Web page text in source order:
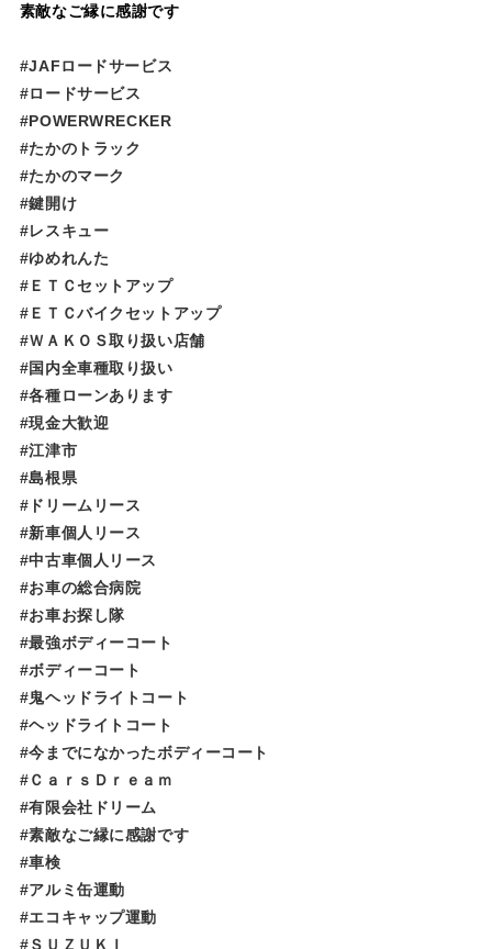
素敵なご縁に感謝です
#JAFロードサービス
#ロードサービス
#POWERWRECKER
#たかのトラック
#たかのマーク
#鍵開け
#レスキュー
#ゆめれんた​​​​​
#ＥＴＣセットアップ
#ＥＴＣバイクセットアップ
#ＷＡＫＯＳ取り扱い店舗
#国内全車種取り扱い
#各種ローンあります
#現金大歓迎
#江津市
#島根県
#ドリームリース
#新車個人リース
#中古車個人リース
#お車の総合病院
#お車お探し隊
#最強ボディーコート
#ボディーコート
#鬼ヘッドライトコート
#ヘッドライトコート
#今までになかったボディーコート
#ＣａｒｓＤｒｅａｍ
#有限会社ドリーム
#素敵なご縁に感謝です
#車検
#アルミ缶運動
#エコキャップ運動
#ＳＵＺＵＫＩ